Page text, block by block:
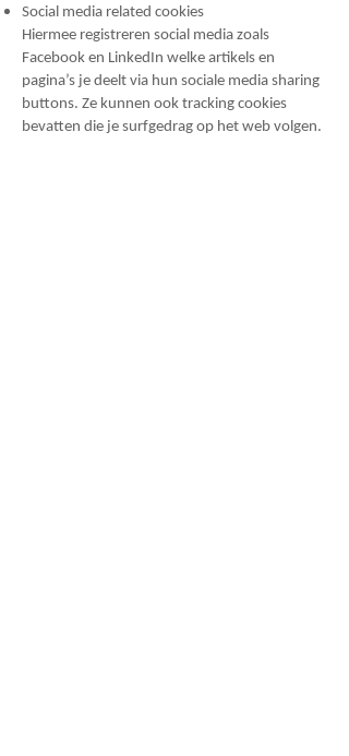
Social media related cookies
Hiermee registreren social media zoals
Facebook en LinkedIn welke artikels en
pagina’s je deelt via hun sociale media sharing
buttons. Ze kunnen ook tracking cookies
bevatten die je surfgedrag op het web volgen.